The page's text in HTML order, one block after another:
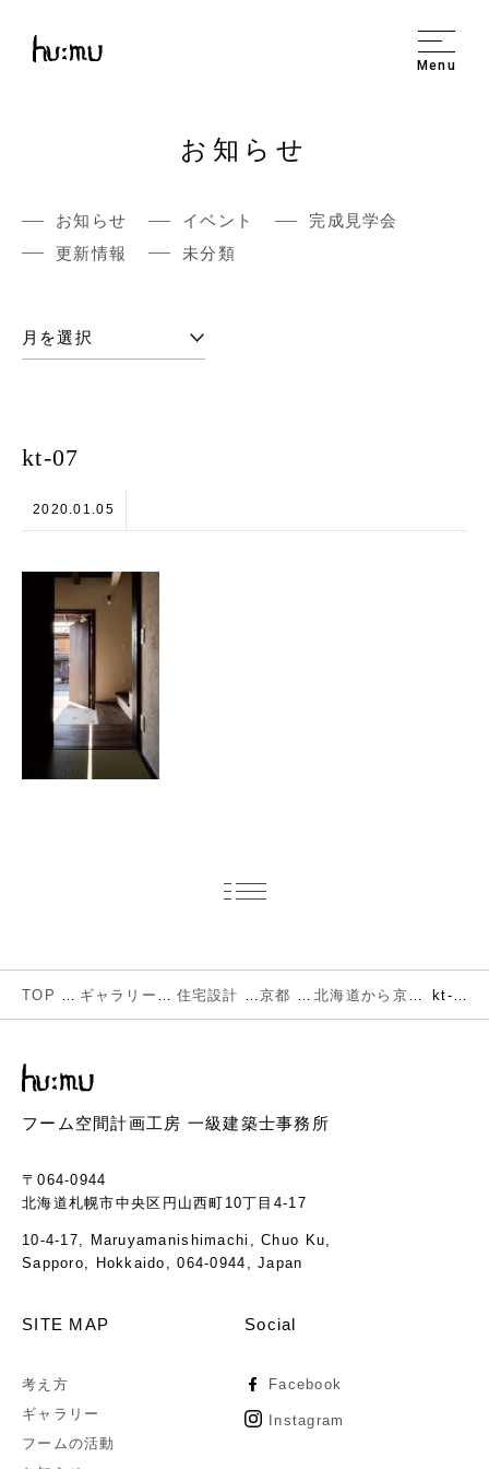
Menu
お知らせ
お知らせ イベント
完成見学会
更新情報
未分類
kt-07
2020.01.05
TOP 住宅設計 京都
フーム空間計画工房 一級建築士事務所
〒064-0944
北海道札幌市中央区円山西町10丁目4-17
10-4-17, Maruyamanishimachi, Chuo Ku,
Sapporo, Hokkaido, 064-0944, Japan
SITE MAP
考え方
ギャラリー
フームの活動
Social
Facebook
Instagram